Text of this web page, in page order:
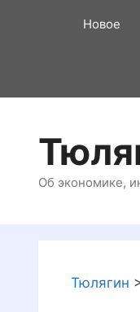
Новое
Об экономике,
Тюлягин